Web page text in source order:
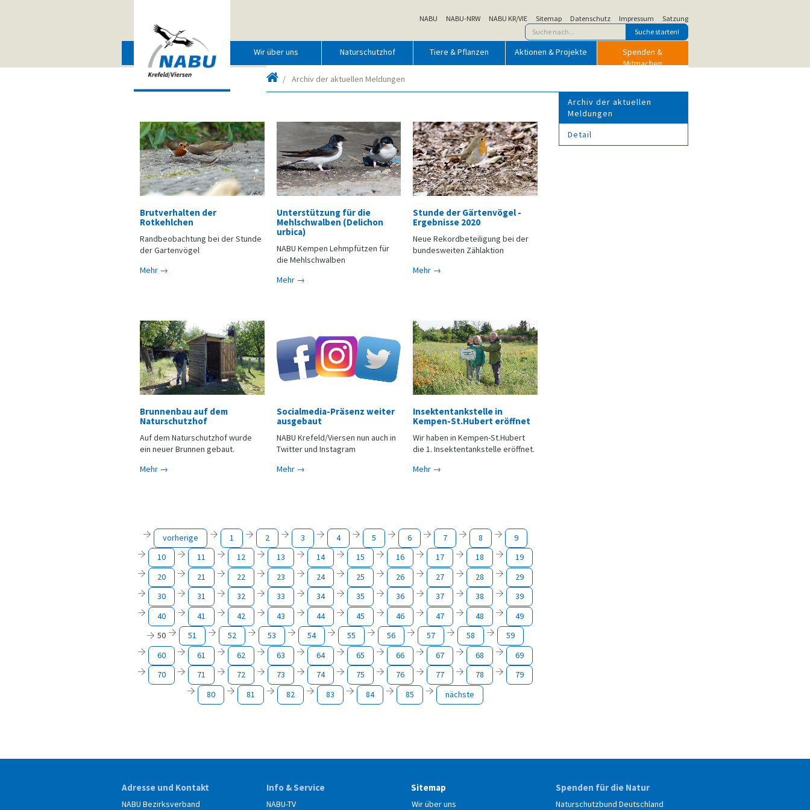
NABU NABU-NRW NABU KR/VIE Sitemap Datenschutz Impressum Satzung
Wir über uns Naturschutzhof Tiere & Pflanzen Aktionen & Projekte
Spenden &
Mitmachen
Startseite
Archiv der aktuellen Meldungen
Brutverhalten der
Rotkehlchen
Randbeobachtung bei der Stunde
der Gartenvögel
Mehr →
Unterstützung für die
Mehlschwalben (Delichon
urbica)
NABU Kempen Lehmpfützen für
die Mehlschwalben
Mehr →
Stunde der Gärtenvögel -
Ergebnisse 2020
Neue Rekordbeteiligung bei der
bundesweiten Zählaktion
Mehr →
Brunnenbau auf dem
Naturschutzhof
Auf dem Naturschutzhof wurde
ein neuer Brunnen gebaut.
Mehr →
Socialmedia-Präsenz weiter
ausgebaut
NABU Krefeld/Viersen nun auch in
Twitter und Instagram
Mehr →
Insektentankstelle in
Kempen-St.Hubert eröffnet
Wir haben in Kempen-St.Hubert
die 1. Insektentankstelle eröffnet.
Mehr →
vorherige 1 2 3 4 5 6 7 8
9
10
11 12 13 14 15 16 17 18
19
20
21 22 23 24 25 26 27 28
29
30
31 32 33 34 35 36 37 38
39
40
41 42 43 44 45 46 47 48
49
50
51 52 53 54 55 56 57 58
59
60
61 62 63 64 65 66 67 68
69
70
71 72 73 74 75 76 77 78
79
80
81 82 83 84 85 nächste
Archiv der aktuellen
Meldungen
Detail
Adresse und Kontakt
NABU Bezirksverband
Info & Service
NABU-TV
Sitemap
Wir über uns
Spenden für die Natur
Naturschutzbund Deutschland